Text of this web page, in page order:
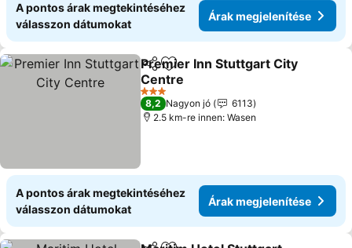
A pontos árak megtekintéséhez
válasszon dátumokat
Árak megjelenítése
Megosztás
Hozzáadás a kedvencekhez
Premier Inn Stuttgart City
Centre
3 Kategória
8,2 Nagyon jó
6113
2.5 km-re innen: Wasen
A pontos árak megtekintéséhez
válasszon dátumokat
Árak megjelenítése